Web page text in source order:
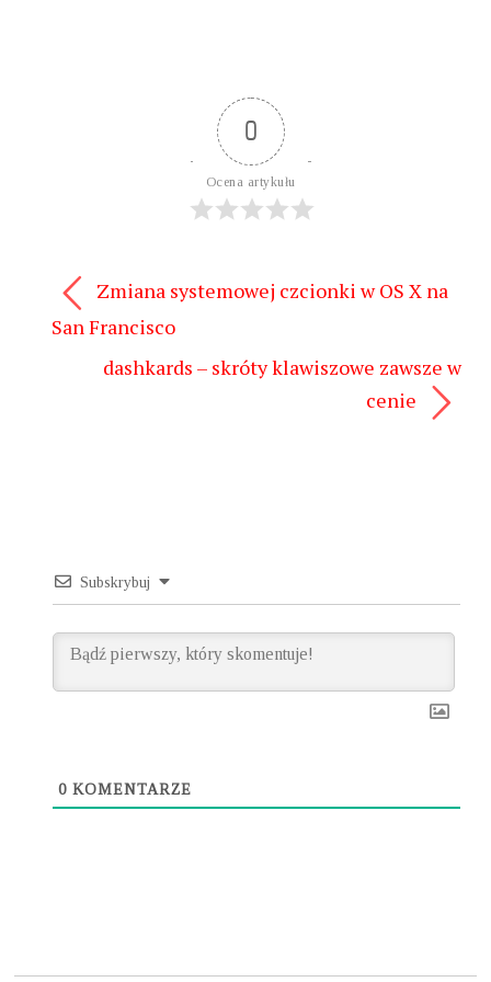
0
Ocena artykułu
Zmiana systemowej czcionki w OS X na
San Francisco
dashkards – skróty klawiszowe zawsze w
cenie
Subskrybuj
0KOMENTARZE